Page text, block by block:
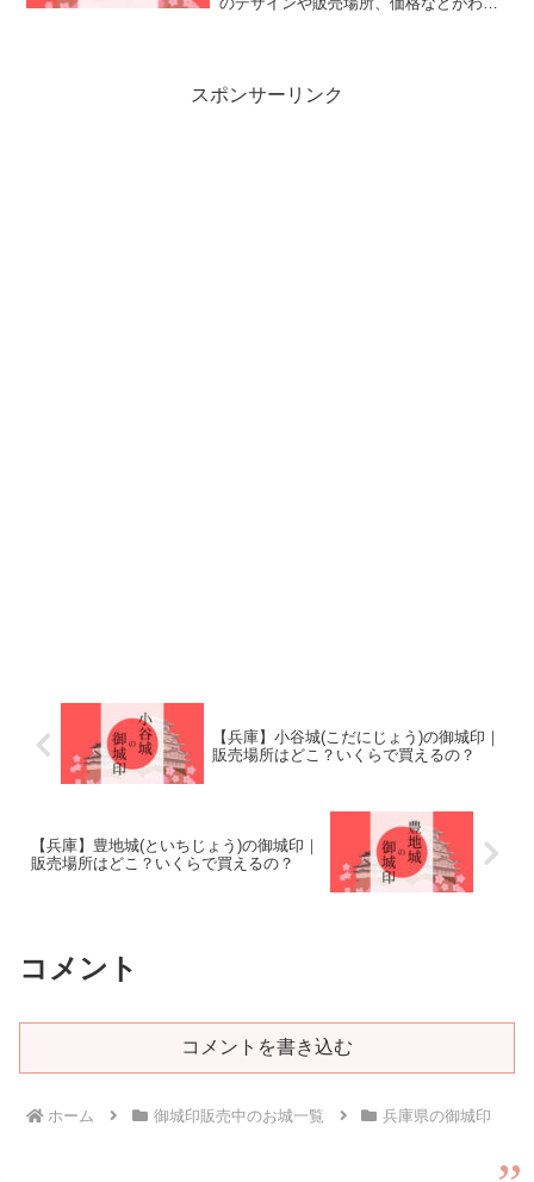
スポンサーリンク
【兵庫】小谷城(こだにじょう)の御城印｜
販売場所はどこ？いくらで買えるの？
【兵庫】豊地城(といちじょう)の御城印｜
販売場所はどこ？いくらで買えるの？
コメント
コメントを書き込む
ホーム 御城印販売中のお城一覧 兵庫県の御城印